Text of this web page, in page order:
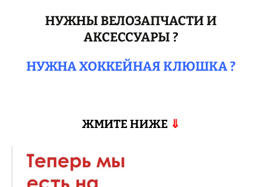
НУЖНЫ ВЕЛОЗАПЧАСТИ И
АКСЕССУАРЫ ?
НУЖНА ХОККЕЙНАЯ КЛЮШКА ?
ЖМИТЕ НИЖЕ ⇓